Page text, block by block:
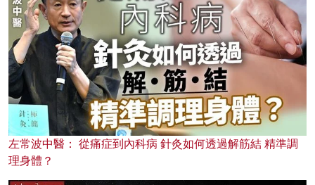
左常波中醫： 從痛症到內科病 針灸如何透過解筋結 精準調
理身體？